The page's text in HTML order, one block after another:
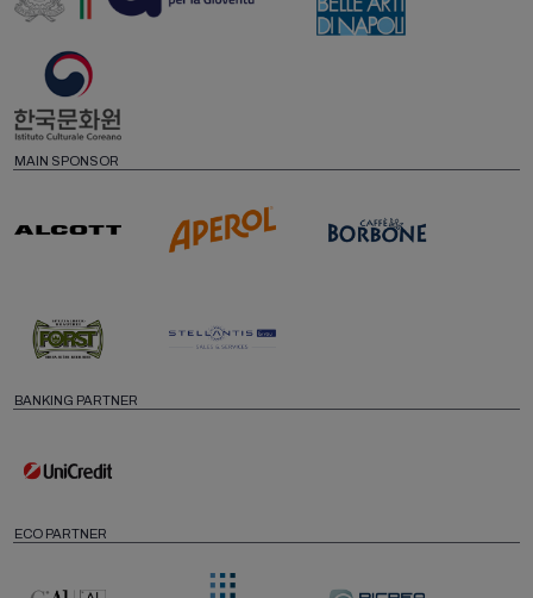
MAIN SPONSOR
BANKING PARTNER
ECO PARTNER